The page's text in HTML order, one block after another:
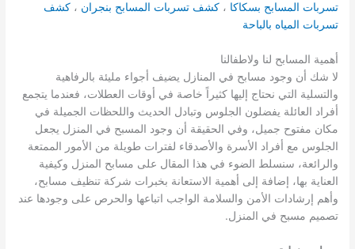
تسربات المسابح بسكاكا ،كشف تسربات المسابح بنجران ، كشف
تسربات المياه بالباحة
أهمية المسابح لنا ولاطفالنا
لا شك أن وجود مسابح في المنازل يضيف أجواء مليئة بالرفاهية
والتسلية التي نحتاج إليها كثيراً خاصة في أوقات العطلات، فعندما يتجمع
أفراد العائلة يفضلون الجلوس وتبادل الحديث واللحظات الجميلة في
مكان مفتوح جميل، وفي الحقيقة أن وجود المسبح في المنزل يجعل
الجلوس مع أفراد الأسرة والأصدقاء لفترات طويلة من الأمور الممتعة
والرائعة، سنسلط الضوء في هذا المقال على مسابح المنزل وكيفية
العناية بها، إضافة إلى أهمية الاستعانة بخبرات شركة تنظيف مسابح،
وأهم إرشادات الأمن والسلامة الواجب اتباعها والحرص على وجودها عند
تصميم مسبح في المنزل.